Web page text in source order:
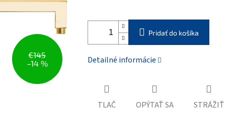
€145
–14 %
Pridať do košíka
Detailné informácie
TLAČ OPÝTAŤ SA STRÁŽIŤ